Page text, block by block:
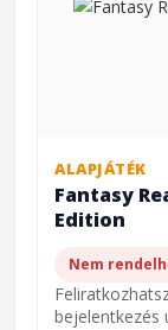
ALAPJÁTÉK
Fantasy
Edition
Nem
bejelentkezés